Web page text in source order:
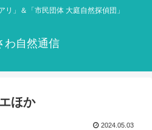
リ」＆「市民団体 大庭自然探偵団」
わ自然通信
ほか
2024.05.03